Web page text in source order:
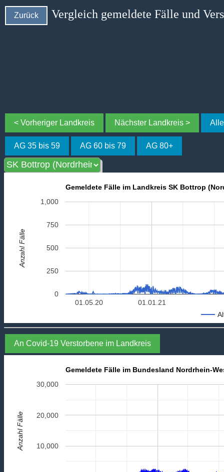
Zurück Vergleich gemeldete Fälle und
< Vorheriger Landkreis Nächster Landkreis >
AG 35 bis 59 AG 60 bis 79 AG 80+
Gemeldete Fälle im Landkreis SK Bottrop
01.01.21
01.05.20
0
250
500
750
1,000
Anzahl Fälle
An Covid-19 Verstorbene im Landkreis
Gemeldete Fälle im Bundesland Nordrhein-
10,000
20,000
30,000
Anzahl Fälle